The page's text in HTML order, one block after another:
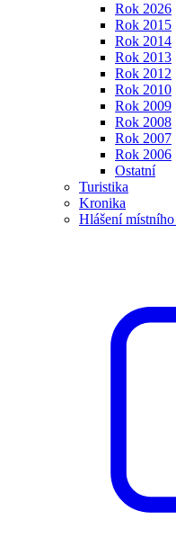
Rok 2026
Rok 2015
Rok 2014
Rok 2013
Rok 2012
Rok 2010
Rok 2009
Rok 2008
Rok 2007
Rok 2006
Ostatní
Turistika
Kronika
Hlášení